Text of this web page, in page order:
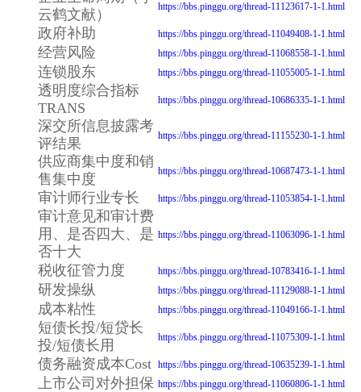
云鹤文献）
https://bbs.pinggu.org/thread-11123617-1-1.html
政府补助 https://bbs.pinggu.org/thread-11049408-1-1.html
经营风险 https://bbs.pinggu.org/thread-11068558-1-1.html
连锁股东 https://bbs.pinggu.org/thread-11055005-1-1.html
透明度综合指标
TRANS
https://bbs.pinggu.org/thread-10686335-1-1.html
深交所信息披露考
评结果
https://bbs.pinggu.org/thread-11155230-1-1.html
供应商集中度和销
售集中度
https://bbs.pinggu.org/thread-10687473-1-1.html
审计师行业专长 https://bbs.pinggu.org/thread-11053854-1-1.html
审计意见和审计费
用、是否四大、是
否十大
https://bbs.pinggu.org/thread-11063096-1-1.html
税收征管力度 https://bbs.pinggu.org/thread-10783416-1-1.html
研发操纵 https://bbs.pinggu.org/thread-11129088-1-1.html
成本粘性 https://bbs.pinggu.org/thread-11049166-1-1.html
短债长投/短贷长
投/短债长用
https://bbs.pinggu.org/thread-11075309-1-1.html
债务融资成本Cost https://bbs.pinggu.org/thread-10635239-1-1.html
上市公司对外担保 https://bbs.pinggu.org/thread-11060806-1-1.html